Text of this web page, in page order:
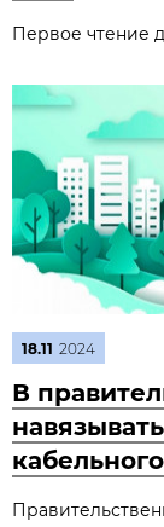
Первое чтение
18.11 2024
В